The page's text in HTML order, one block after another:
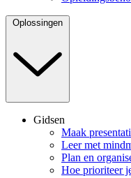
Oplossingen
Gidsen
Maak
Leer met
Plan en
Hoe prioriteer